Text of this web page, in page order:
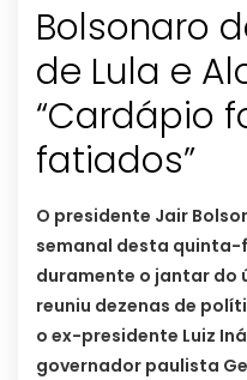
Bolsonaro
de Lula e
“Cardápio
fatiados”
O presidente Jair
semanal desta
duramente o jantar do
reuniu dezenas de
o ex-presidente Luiz
governador paulista